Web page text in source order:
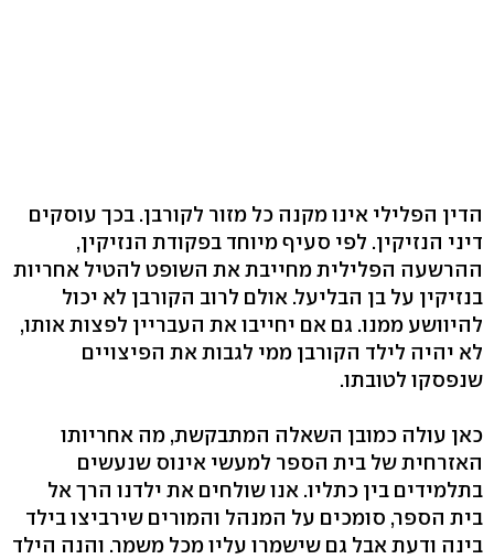
הדין הפלילי אינו מקנה כל מזור לקורבן. בכך עוסקים
דיני הנזיקין. לפי סעיף מיוחד בפקודת הנזיקין,
ההרשעה הפלילית מחייבת את השופט להטיל אחריות
בנזיקין על בן הבליעל. אולם לרוב הקורבן לא יכול
להיוושע ממנו. גם אם יחייבו את העבריין לפצות אותו,
לא יהיה לילד הקורבן ממי לגבות את הפיצויים
שנפסקו לטובתו.
כאן עולה כמובן השאלה המתבקשת, מה אחריותו
האזרחית של בית הספר למעשי אינוס שנעשים
בתלמידים בין כתליו. אנו שולחים את ילדנו הרך אל
בית הספר, סומכים על המנהל והמורים שירביצו בילד
בינה ודעת אבל גם שישמרו עליו מכל משמר. והנה הילד